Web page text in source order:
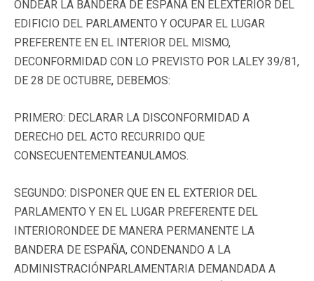
ONDEAR LA BANDERA DE ESPAÑA EN ELEXTERIOR DEL
EDIFICIO DEL PARLAMENTO Y OCUPAR EL LUGAR
PREFERENTE EN EL INTERIOR DEL MISMO,
DECONFORMIDAD CON LO PREVISTO POR LALEY 39/81,
DE 28 DE OCTUBRE, DEBEMOS:
PRIMERO: DECLARAR LA DISCONFORMIDAD A
DERECHO DEL ACTO RECURRIDO QUE
CONSECUENTEMENTEANULAMOS.
SEGUNDO: DISPONER QUE EN EL EXTERIOR DEL
PARLAMENTO Y EN EL LUGAR PREFERENTE DEL
INTERIORONDEE DE MANERA PERMANENTE LA
BANDERA DE ESPAÑA, CONDENANDO A LA
ADMINISTRACIÓNPARLAMENTARIA DEMANDADA A